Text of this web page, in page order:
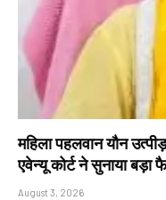
महिला पहलवान यौन
एवेन्यू कोर्ट ने सुनाया बड़ा
August 3, 2026